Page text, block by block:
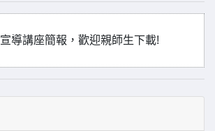
導講座簡報，歡迎親師生下載!